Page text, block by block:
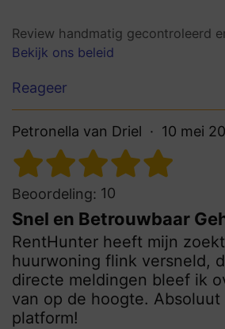
Review handmatig gecontroleerd
Bekijk ons beleid
Reageer
Petronella van Driel 10 mei
Beoordeling: 10
Snel en Betrouwbaar
RentHunter heeft mijn
huurwoning flink versneld,
directe meldingen bleef ik
van op de hoogte.
platform!